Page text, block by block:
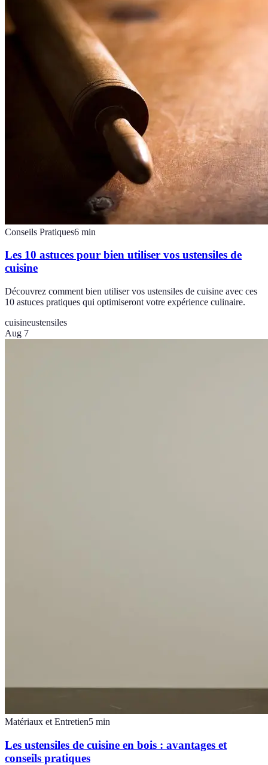
Conseils Pratiques6 min
Les 10 astuces pour bien utiliser vos ustensiles de
cuisine
Découvrez comment bien utiliser vos ustensiles de cuisine avec ces
10 astuces pratiques qui optimiseront votre expérience culinaire.
cuisineustensiles
Aug 7
Matériaux et Entretien5 min
Les ustensiles de cuisine en bois : avantages et
conseils pratiques